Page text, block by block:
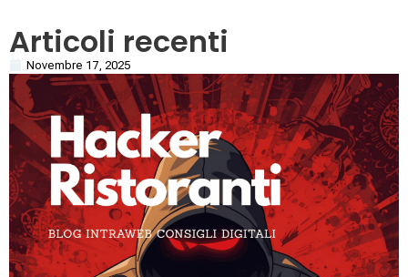
Articoli recenti
Novembre 17, 2025